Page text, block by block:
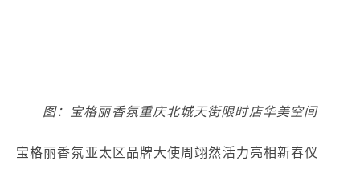
图：宝格丽香氛重庆北城天街限时店华美空间
宝格丽香氛亚太区品牌大使周翊然活力亮相新春仪